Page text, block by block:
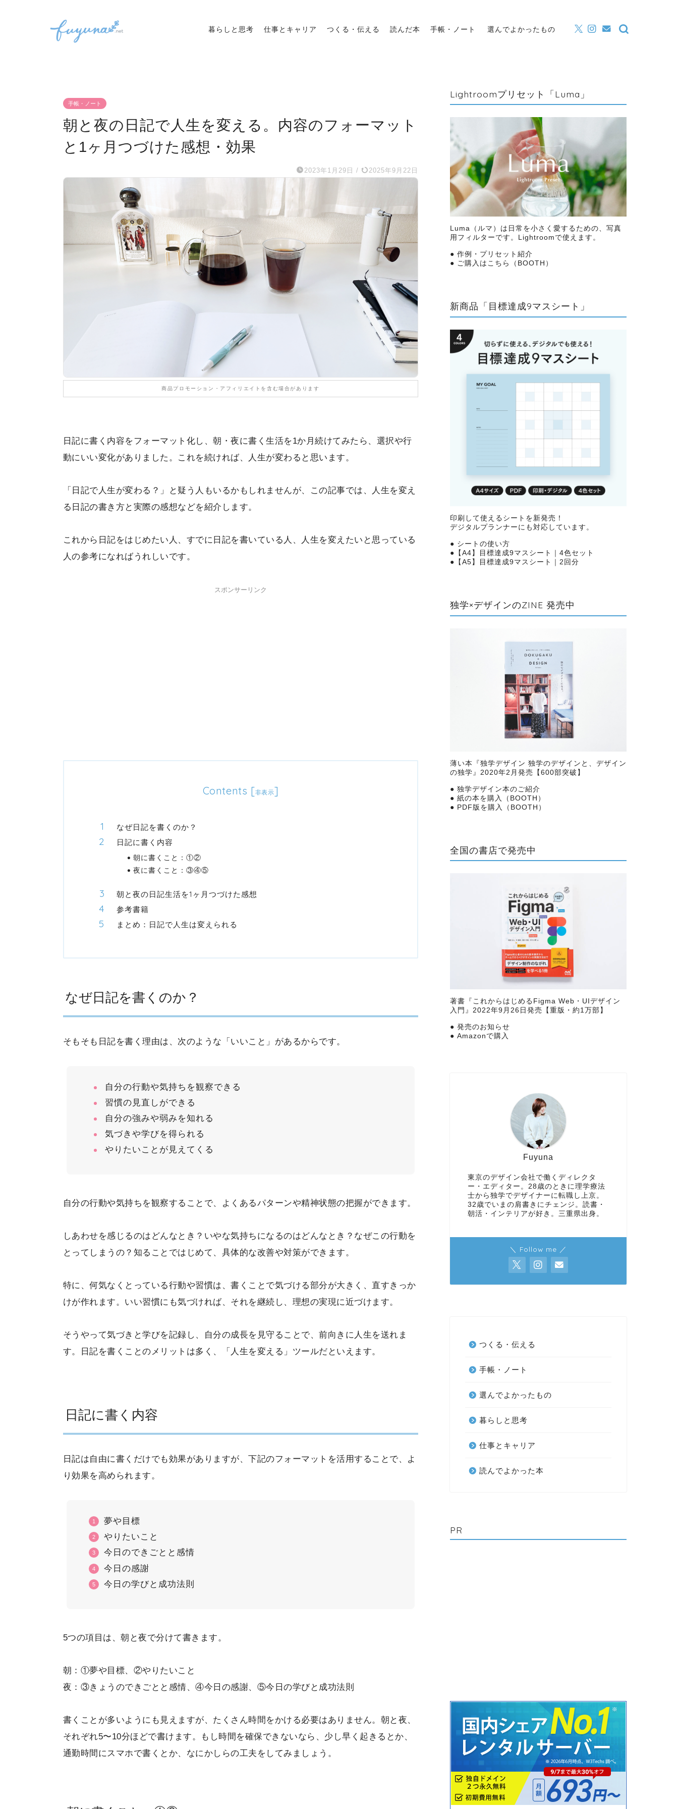
暮らしと思考 仕事とキャリア つくる・伝える 読んだ本 手帳・ノート 選んでよかったもの
手帳・ノート
朝と夜の日記で人生を変える。内容のフォーマット
と1ヶ月つづけた感想・効果
2023年1月29日 / 2025年9月22日
商品プロモーション・アフィリエイトを含む場合があります
日記に書く内容をフォーマット化し、朝・夜に書く生活を1か月続けてみたら、選択や行
動にいい変化がありました。これを続ければ、人生が変わると思います。
「日記で人生が変わる？」と疑う人もいるかもしれませんが、この記事では、人生を変え
る日記の書き方と実際の感想などを紹介します。
これから日記をはじめたい人、すでに日記を書いている人、人生を変えたいと思っている
人の参考になればうれしいです。
スポンサーリンク
Contents [非表示]
なぜ日記を書くのか？
日記に書く内容
朝に書くこと：①②
夜に書くこと：③④⑤
朝と夜の日記生活を1ヶ月つづけた感想
参考書籍
まとめ：日記で人生は変えられる
なぜ日記を書くのか？
そもそも日記を書く理由は、次のような「いいこと」があるからです。
自分の行動や気持ちを観察できる
習慣の見直しができる
自分の強みや弱みを知れる
気づきや学びを得られる
やりたいことが見えてくる
自分の行動や気持ちを観察することで、よくあるパターンや精神状態の把握ができます。
しあわせを感じるのはどんなとき？いやな気持ちになるのはどんなとき？なぜこの行動を
とってしまうの？知ることではじめて、具体的な改善や対策ができます。
特に、何気なくとっている行動や習慣は、書くことで気づける部分が大きく、直すきっか
けが作れます。いい習慣にも気づければ、それを継続し、理想の実現に近づけます。
そうやって気づきと学びを記録し、自分の成長を見守ることで、前向きに人生を送れま
す。日記を書くことのメリットは多く、「人生を変える」ツールだといえます。
日記に書く内容
日記は自由に書くだけでも効果がありますが、下記のフォーマットを活用することで、よ
り効果を高められます。
夢や目標
やりたいこと
今日のできごとと感情
今日の感謝
今日の学びと成功法則
5つの項目は、朝と夜で分けて書きます。
朝：①夢や目標、②やりたいこと
夜：③きょうのできごとと感情、④今日の感謝、⑤今日の学びと成功法則
書くことが多いようにも見えますが、たくさん時間をかける必要はありません。朝と夜、
それぞれ5〜10分ほどで書けます。もし時間を確保できないなら、少し早く起きるとか、
通勤時間にスマホで書くとか、なにかしらの工夫をしてみましょう。
Lightroomプリセット「Luma」
Luma（ルマ）は日常を小さく愛するための、写真
用フィルターです。Lightroomで使えます。
● 作例・プリセット紹介
● ご購入はこちら（BOOTH）
新商品「目標達成9マスシート」
印刷して使えるシートを新発売！
デジタルプランナーにも対応しています。
● シートの使い方
● 【A4】目標達成9マスシート｜4色セット
● 【A5】目標達成9マスシート｜2回分
独学×デザインのZINE 発売中
薄い本『 独学デザイン 独学のデザインと、デザイン
の独学 』2020年2月発売【600部突破】
● 独学デザイン本のご紹介
● 紙の本を購入（BOOTH）
● PDF版を購入（BOOTH）
全国の書店で発売中
著書『 これからはじめるFigma Web・UIデザイン
入門 』2022年9月26日発売【重版・約1万部】
● 発売のお知らせ
● Amazonで購入
Fuyuna
東京のデザイン会社で働くディレクタ
ー・エディター。28歳のときに理学療法
士から独学でデザイナーに転職し上京。
32歳でいまの肩書きにチェンジ。読書・
朝活・インテリアが好き。三重県出身。
＼ Follow me ／
つくる・伝える
手帳・ノート
選んでよかったもの
暮らしと思考
仕事とキャリア
読んでよかった本
PR